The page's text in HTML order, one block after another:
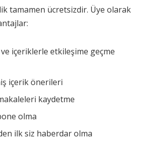
tamamen ücretsizdir. Üye olarak
içeriklerle etkileşime geçme
içerik önerileri
kaydetme
olma
ilk siz haberdar olma